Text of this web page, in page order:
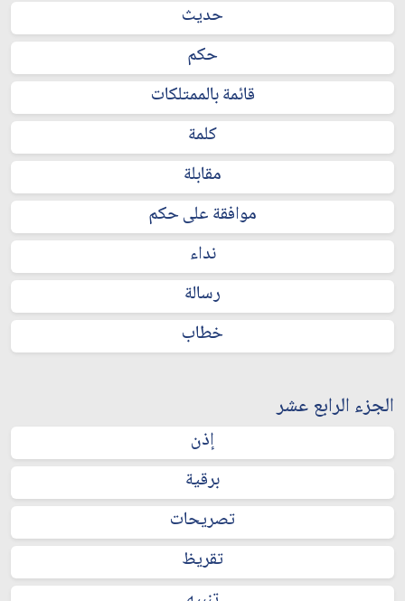
حديث
حكم
قائمة بالممتلكات
كلمة
مقابلة
موافقة على حكم
نداء
رسالة
خطاب
الجزء الرابع عشر
إذن
برقية
تصريحات
تقريظ